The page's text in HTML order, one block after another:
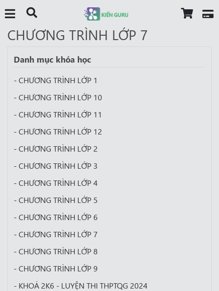
CHƯƠNG TRÌNH LỚP 7
Danh mục khóa học
- CHƯƠNG TRÌNH LỚP 1
- CHƯƠNG TRÌNH LỚP 10
- CHƯƠNG TRÌNH LỚP 11
- CHƯƠNG TRÌNH LỚP 12
- CHƯƠNG TRÌNH LỚP 2
- CHƯƠNG TRÌNH LỚP 3
- CHƯƠNG TRÌNH LỚP 4
- CHƯƠNG TRÌNH LỚP 5
- CHƯƠNG TRÌNH LỚP 6
- CHƯƠNG TRÌNH LỚP 7
- CHƯƠNG TRÌNH LỚP 8
- CHƯƠNG TRÌNH LỚP 9
- KHOÁ 2K6 - LUYỆN THI THPTQG 2024